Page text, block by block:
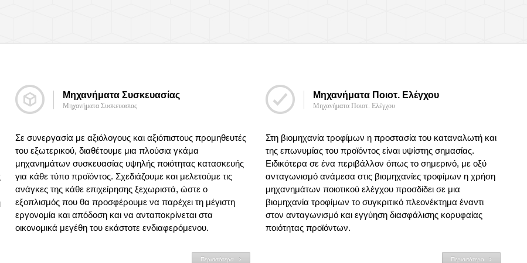
Μηχανήματα Συσκευασίας
Μηχανήματα Συσκευασιας
Σε συνεργασία με αξιόλογους και αξιόπιστους προμηθευτές
του εξωτερικού, διαθέτουμε μια πλούσια γκάμα
μηχανημάτων συσκευασίας υψηλής ποιότητας κατασκευής
για κάθε τύπο προϊόντος. Σχεδιάζουμε και μελετούμε τις
ανάγκες της κάθε επιχείρησης ξεχωριστά, ώστε ο
εξοπλισμός που θα προσφέρουμε να παρέχει τη μέγιστη
εργονομία και απόδοση και να ανταποκρίνεται στα
οικονομικά μεγέθη του εκάστοτε ενδιαφερόμενου.
Περισσότερα
Μηχανήματα Ποιοτ. Ελέγχου
Μηχανήματα Ποιοτ. Ελέγχου
Στη βιομηχανία τροφίμων η προστασία του καταναλωτή και
της επωνυμίας του προϊόντος είναι υψίστης σημασίας.
Ειδικότερα σε ένα περιβάλλον όπως το σημερινό, με οξύ
ανταγωνισμό ανάμεσα στις βιομηχανίες τροφίμων η χρήση
μηχανημάτων ποιοτικού ελέγχου προσδίδει σε μια
βιομηχανία τροφίμων το συγκριτικό πλεονέκτημα έναντι
στον ανταγωνισμό και εγγύηση διασφάλισης κορυφαίας
ποιότητας προϊόντων.
Περισσότερα